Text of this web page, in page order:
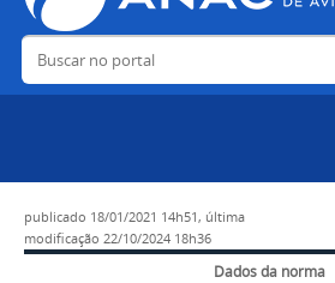
Buscar no portal
publicado 18/01/2021 14h51, última
modificação 22/10/2024 18h36
Dados da norma